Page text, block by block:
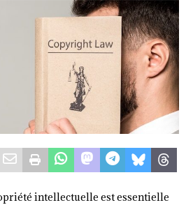
intellectuelle est essentielle